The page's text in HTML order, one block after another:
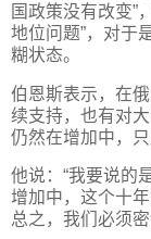
国政策没有改变”
地位问题”，对于
糊状态。
伯恩斯表示，在
续支持，也有对
仍然在增加中，
他说：“我要说的
增加中，这个十
总之，我们必须